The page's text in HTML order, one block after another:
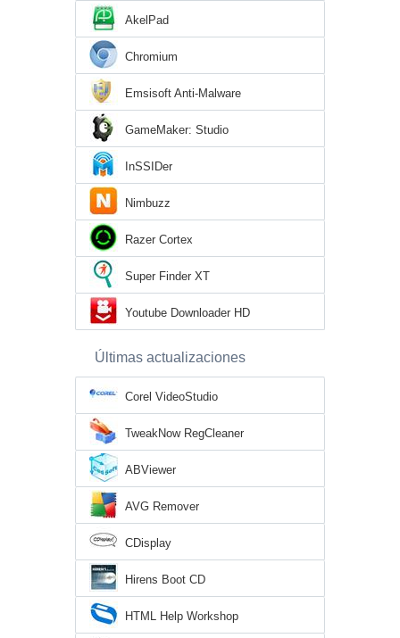
AkelPad
Chromium
Emsisoft Anti-Malware
GameMaker: Studio
InSSIDer
Nimbuzz
Razer Cortex
Super Finder XT
Youtube Downloader HD
Últimas actualizaciones
Corel VideoStudio
TweakNow RegCleaner
ABViewer
AVG Remover
CDisplay
Hirens Boot CD
HTML Help Workshop